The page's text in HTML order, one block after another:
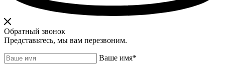
Обратный звонок
Представьтесь, мы вам перезвоним.
Ваше имя*